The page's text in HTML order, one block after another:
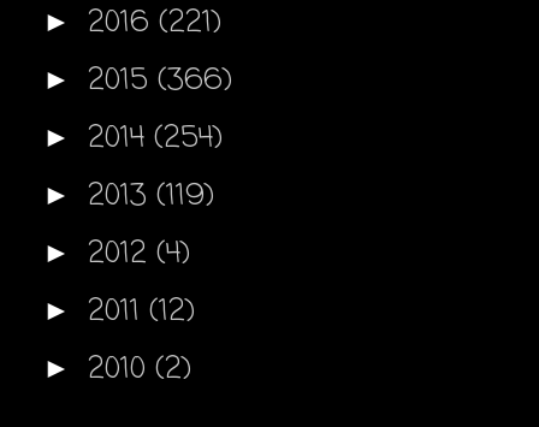
► 2016 (221)
► 2015 (366)
► 2014 (254)
► 2013 (119)
► 2012 (4)
► 2011 (12)
► 2010 (2)